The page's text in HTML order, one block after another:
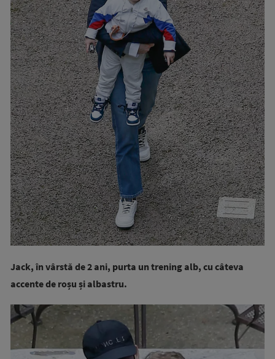
Jack, în vârstă de 2 ani, purta un trening alb, cu câteva
accente de roșu și albastru.